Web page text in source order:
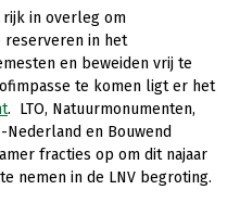
rijk in overleg om
in het
en beweiden vrij te
te komen ligt er het
. LTO, Natuurmonumenten,
Nederland en Bouwend
fracties op om dit najaar
nemen in de LNV begroting.